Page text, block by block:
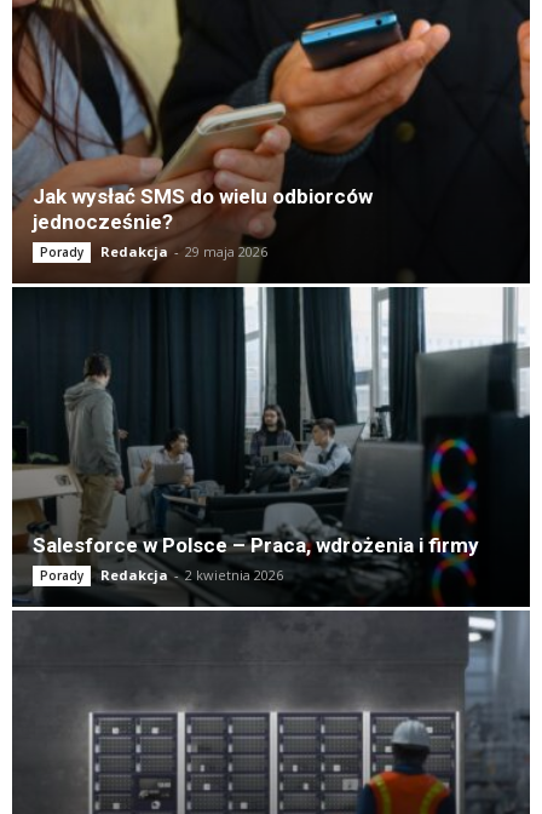
Jak wysłać SMS do wielu odbiorców
jednocześnie?
Porady Redakcja - 29 maja 2026
Salesforce w Polsce – Praca, wdrożenia i firmy
Porady Redakcja - 2 kwietnia 2026